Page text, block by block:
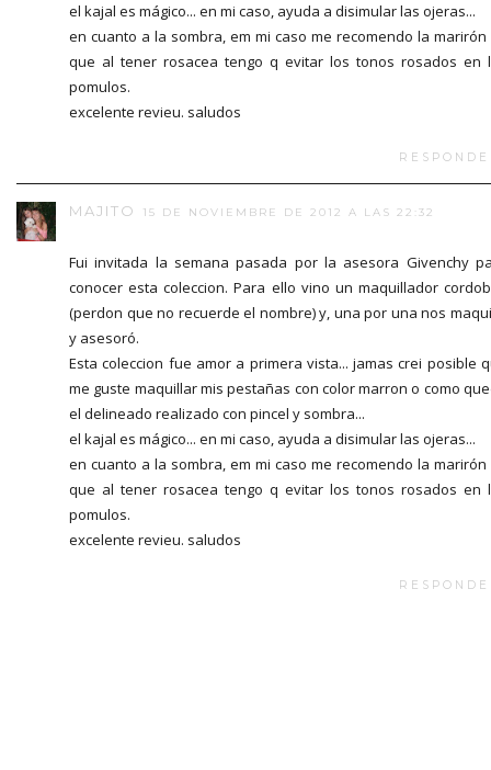
el kajal es mágico... en mi caso, ayuda a disimular las ojeras...
en cuanto a la sombra, em mi caso me recomendo la marirón
que al tener rosacea tengo q evitar los tonos rosados en
pomulos.
excelente revieu. saludos
MAJITO 15 DE NOVIEMBRE DE 2012 A LAS 22:32
Fui invitada la semana pasada por la asesora Givenchy
conocer esta coleccion. Para ello vino un maquillador
(perdon que no recuerde el nombre) y, una por una nos
y asesoró.
Esta coleccion fue amor a primera vista... jamas crei posible
me guste maquillar mis pestañas con color marron o como
el delineado realizado con pincel y sombra...
el kajal es mágico... en mi caso, ayuda a disimular las ojeras...
en cuanto a la sombra, em mi caso me recomendo la marirón
que al tener rosacea tengo q evitar los tonos rosados en
pomulos.
excelente revieu. saludos